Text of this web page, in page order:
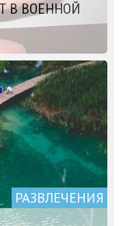
В ВОЕННОЙ
РАЗВЛЕЧЕНИЯ